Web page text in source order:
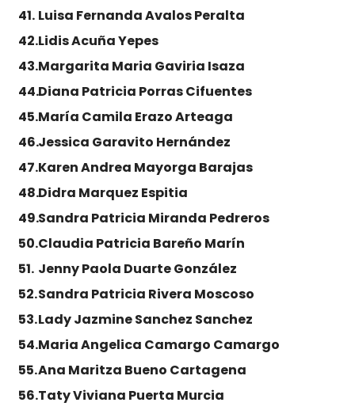
Luisa Fernanda Avalos Peralta
Lidis Acuña Yepes
Margarita Maria Gaviria Isaza
Diana Patricia Porras Cifuentes
María Camila Erazo Arteaga
Jessica Garavito Hernández
Karen Andrea Mayorga Barajas
Didra Marquez Espitia
Sandra Patricia Miranda Pedreros
Claudia Patricia Bareño Marín
Jenny Paola Duarte González
Sandra Patricia Rivera Moscoso
Lady Jazmine Sanchez Sanchez
Maria Angelica Camargo Camargo
Ana Maritza Bueno Cartagena
Taty Viviana Puerta Murcia